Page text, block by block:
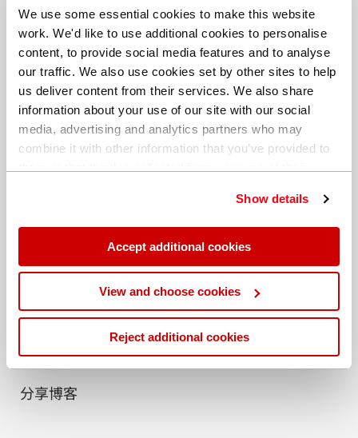
We use some essential cookies to make this website
work. We'd like to use additional cookies to personalise
content, to provide social media features and to analyse
our traffic. We also use cookies set by other sites to help
us deliver content from their services. We also share
information about your use of our site with our social
media, advertising and analytics partners who may
combine it with other information that you’ve provided to
Show details
Accept additional cookies
View and choose cookies
Reject additional cookies
如果您需要测量钢材中的硫（S）和磷（P），那么X-
MET8000 Expert手持式分析仪最适合这项工作。不过带有
UVTouch探头的PMI-MASTER Smart也可以执行该任务。
5 – 轻低合金钢
如需准确测量工具钢和低合金钢，OES是最好的技术，因此
PMI-MASTER Smart是最佳的仪器。然而许多情况下，X-
MET8000（XRF）也能够提供非常好的结果，同时
Vulcan（LIBS）也可帮助那些需要识别此类合金的公司，但
如需了解更多信息或预订产品演示，请立即与我们联系。
分享博客